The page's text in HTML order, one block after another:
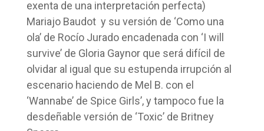
exenta de una interpretación perfecta)
Mariajo Baudot y su versión de ‘Como una
ola’ de Rocío Jurado encadenada con ‘I will
survive’ de Gloria Gaynor que será difícil de
olvidar al igual que su estupenda irrupción al
escenario haciendo de Mel B. con el
‘Wannabe’ de Spice Girls’, y tampoco fue la
desdeñable versión de ‘Toxic’ de Britney